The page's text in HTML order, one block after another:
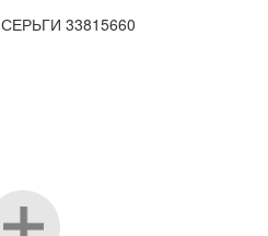
СЕРЬГИ 33815660